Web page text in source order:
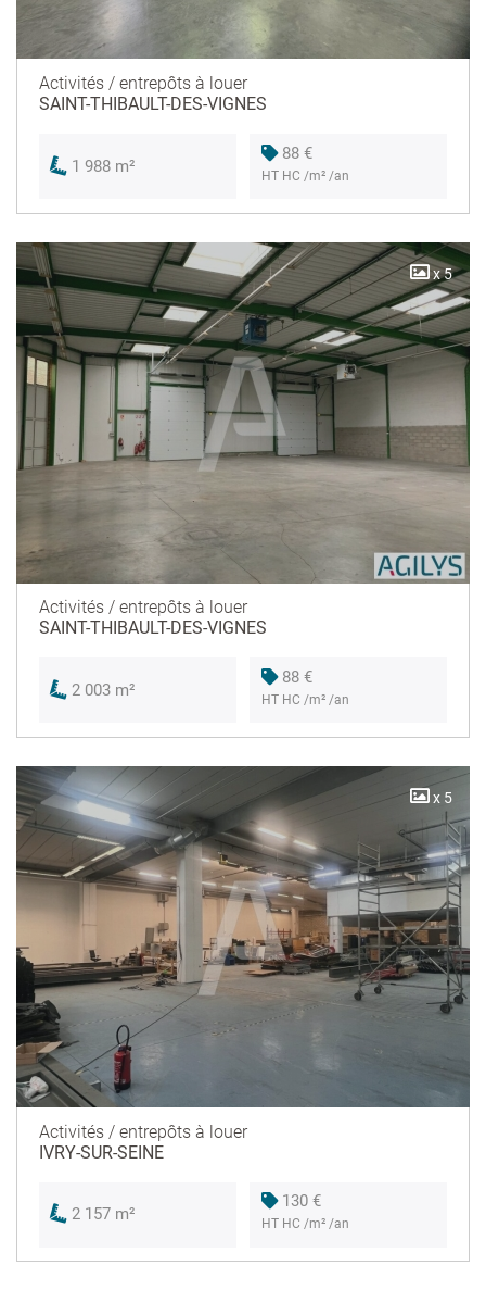
Activités / entrepôts à louer
SAINT-THIBAULT-DES-VIGNES
1 988 m²
88 €
HT HC /m² /an
x 5
Activités / entrepôts à louer
SAINT-THIBAULT-DES-VIGNES
2 003 m²
88 €
HT HC /m² /an
x 5
Activités / entrepôts à louer
IVRY-SUR-SEINE
2 157 m²
130 €
HT HC /m² /an